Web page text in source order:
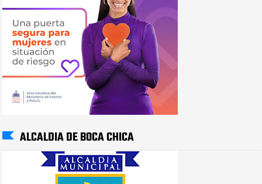
ALCALDIA DE BOCA CHICA